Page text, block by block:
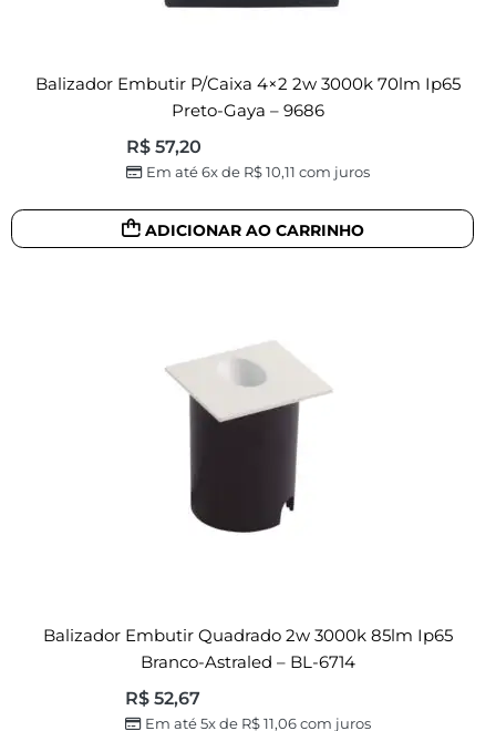
Balizador Embutir P/caixa 4×2 2w 3000k 70lm Ip65
Preto-Gaya – 9686
R$57,20
Em até 6x de R$10,11 com juros
ADICIONAR AO CARRINHO
Balizador Embutir Quadrado 2w 3000k 85lm Ip65
Branco-Astraled – BL-6714
R$52,67
Em até 5x de R$11,06com juros